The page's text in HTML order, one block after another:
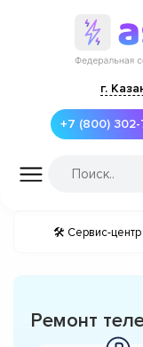
г.
+7 (800)
🛠 Сервис-центр
Ремонт